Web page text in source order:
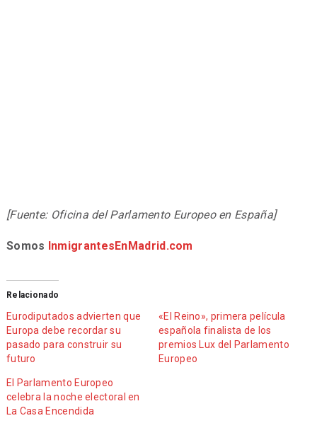
[Fuente: Oficina del Parlamento Europeo en España]
Somos InmigrantesEnMadrid.com
Relacionado
Eurodiputados advierten que
Europa debe recordar su
pasado para construir su
futuro
«El Reino», primera película
española finalista de los
premios Lux del Parlamento
Europeo
El Parlamento Europeo
celebra la noche electoral en
La Casa Encendida